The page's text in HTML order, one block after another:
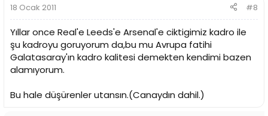
18 Ocak 2011 #8
Yıllar once Real'e Leeds'e Arsenal'e ciktigimiz kadro ile
şu kadroyu goruyorum da,bu mu Avrupa fatihi
Galatasaray'ın kadro kalitesi demekten kendimi bazen
alamıyorum.
Bu hale düşürenler utansın.(Canaydın dahil.)